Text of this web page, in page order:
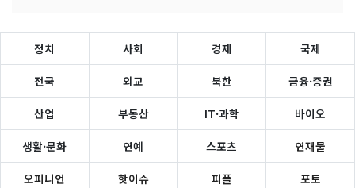
정치 사회 경제 국제
전국 외교 북한 금융·증권
산업 부동산 IT·과학 바이오
생활·문화 연예 스포츠 연재물
오피니언 핫이슈 피플 포토